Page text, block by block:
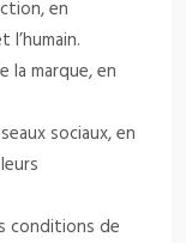
en
la marque, en
sociaux, en
conditions de